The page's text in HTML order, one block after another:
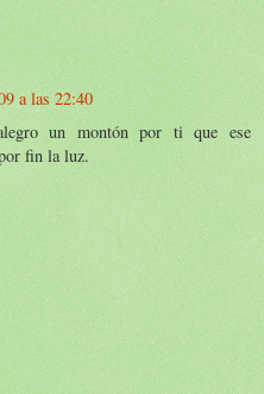
a las 22:40
un montón por ti que ese
fin la luz.